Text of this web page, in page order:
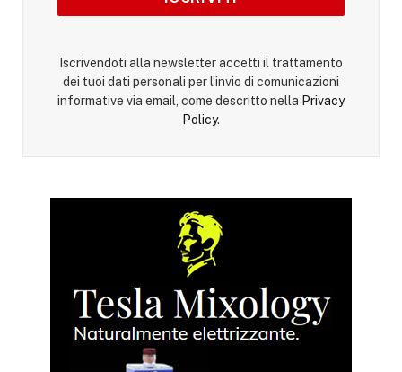
Iscrivendoti alla newsletter accetti il trattamento
dei tuoi dati personali per l’invio di comunicazioni
informative via email, come descritto nella Privacy
Policy.